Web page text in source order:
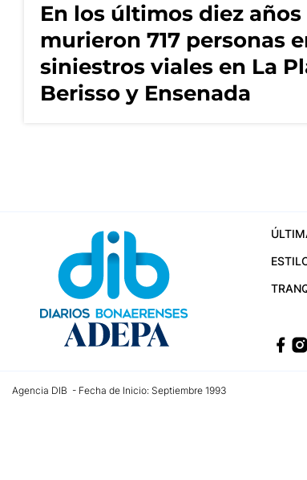
En los últimos diez años
murieron 717 personas
siniestros viales en La
Berisso y Ensenada
Agencia DIB - Fecha de Inicio: Septiembre 1993